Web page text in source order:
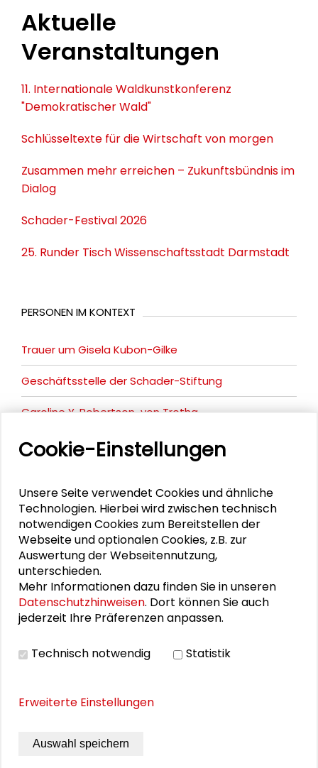
Aktuelle
Veranstaltungen
11. Internationale Waldkunstkonferenz
"Demokratischer Wald"
Schlüsseltexte für die Wirtschaft von morgen
Zusammen mehr erreichen – Zukunftsbündnis im
Dialog
Schader-Festival 2026
25. Runder Tisch Wissenschaftsstadt Darmstadt
PERSONEN IM KONTEXT
Trauer um Gisela Kubon-Gilke
Geschäftsstelle der Schader-Stiftung
Caroline Y. Robertson-von Trotha
Gisela Kubon-Gilke
Ulrike Röttger
Philipp Schulz
Stefan Selke
Julian Wékel
Programm des Großen Konvents 2020
Keynote von Matthias Quent
Cookie-Einstellungen
Unsere Seite verwendet Cookies und ähnliche
Technologien. Hierbei wird zwischen technisch
notwendigen Cookies zum Bereitstellen der
Webseite und optionalen Cookies, z.B. zur
Auswertung der Webseitennutzung,
unterschieden.
Mehr Informationen dazu finden Sie in unseren
Datenschutzhinweisen. Dort können Sie auch
jederzeit Ihre Präferenzen anpassen.
Technisch notwendig Statistik
Erweiterte Einstellungen
Auswahl speichern